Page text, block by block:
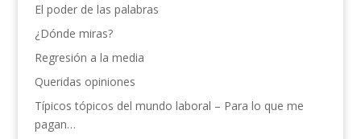
El poder de las palabras
¿Dónde miras?
Regresión a la media
Queridas opiniones
Típicos tópicos del mundo laboral – Para lo que me
pagan…